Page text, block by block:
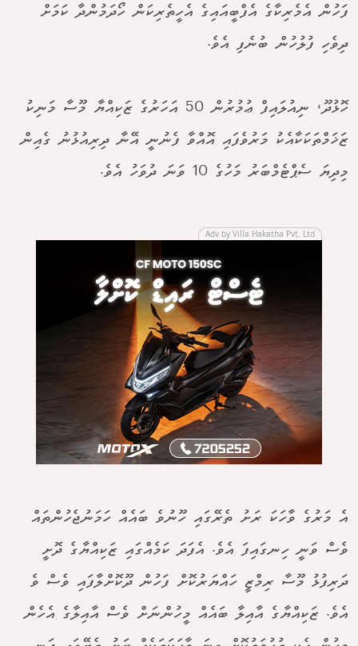
ފަހުން އެމެރިކާގެ އެފްބީއައިގެ އެހީތެރިކަން ހޯދަމުންދާ ކަމަށް
ދިވެހި ފުލުހުން ބުނެފި އެވެ.
ހޮޅުދޫ، ނިއުލައިފް ޢުމުރުން 50 އަހަރުގެ ޒަކިއްޔާ މޫސާ މަނިކު
ޒަޚަމްތަކަކާއެކު މަރުވެފައި އޮއްވާ ފެނުނީ އޭނާ ދިރިއުޅުނު ގެއިން
މިދިޔަ ސެޕްޓެމްބަރު މަހުގެ 10 ވަނަ ދުވަހު އެވެ.
Adv by Villa Hakatha Pvt. Ltd
އެ މަރުގެ ވާހަކަ ރަށު ތެރޭގައި ހޫނުވެ ބައެއް ހަމަނުޖެހުންތައް
ވެސް ވަނީ ހިނގައިފަ އެވެ. އެފަދަ ކަމެއްގައި ޒަކިއްޔާގެ ދޮށީ
ދަރިފުޅު މޫސާ ރިމްޒީ ހައްޔަރުކޮށް ފަހުން ދޫކޮށްލާފައި ވެސް ވެ
އެވެ. ޒަކިއްޔާގެ އާއިލާ ބައެއް މީހުންނަށް ވެސް އާއިލާގެ އެހެން